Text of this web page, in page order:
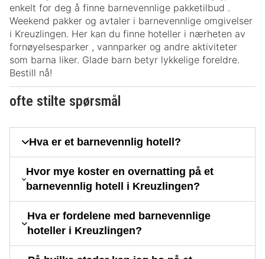
enkelt for deg å finne barnevennlige pakketilbud .
Weekend pakker og avtaler i barnevennlige omgivelser
i Kreuzlingen. Her kan du finne hoteller i nærheten av
fornøyelsesparker , vannparker og andre aktiviteter
som barna liker. Glade barn betyr lykkelige foreldre.
Bestill nå!
ofte stilte spørsmål
Hva er et barnevennlig hotell?
Hvor mye koster en overnatting på et
barnevennlig hotell i Kreuzlingen?
Hva er fordelene med barnevennlige
hoteller i Kreuzlingen?